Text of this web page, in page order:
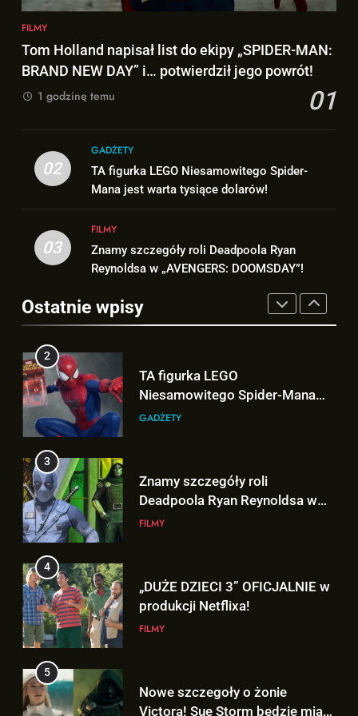
8
Parker to Spider-Man?!
FILMY
NEW DAY” i… potwierdził jego
powrót!
FILMY
TA figurka LEGO
Niesamowitego Spider-Mana
3
Deadpoola Ryan Reynoldsa w
„AVENGERS: DOOMSDAY”!
FILMY
4
produkcji Netflixa!
FILMY
5
Victora! Sue Storm będzie miała
ważny wątek w „AVENGERS:
DOOMSDAY”!
FILMY
6
się w serwisie.. NETFLIX!
GRY
FILMY
Tom Holland napisał list do ekipy „SPIDER-MAN:
BRAND NEW DAY” i… potwierdził jego powrót!
01
1 godzinę temu
02
GADŻETY
TA figurka LEGO Niesamowitego Spider-
Mana jest warta tysiące dolarów!
03
FILMY
Znamy szczegóły roli Deadpoola Ryan
Reynoldsa w „AVENGERS: DOOMSDAY”!
Ostatnie wpisy
TAK może wyglądać ulepszony
kostium Thora w „AVENGERS:
Hulk NIE zapomniał, że Peter
Parker to Spider-Man?!
1
Tom Holland napisał list do
ekipy „SPIDER-MAN: BRAND
NEW DAY” i… potwierdził jego
powrót!
FILMY
2
TA figurka LEGO
Niesamowitego Spider-Mana
jest warta tysiące dolarów!
GADŻETY
3
Znamy szczegóły roli
Deadpoola Ryan Reynoldsa w
„AVENGERS: DOOMSDAY”!
FILMY
4
„DUŻE DZIECI 3” OFICJALNIE w
produkcji Netflixa!
FILMY
5
Nowe szczegoły o żonie
Victora! Sue Storm będzie miała